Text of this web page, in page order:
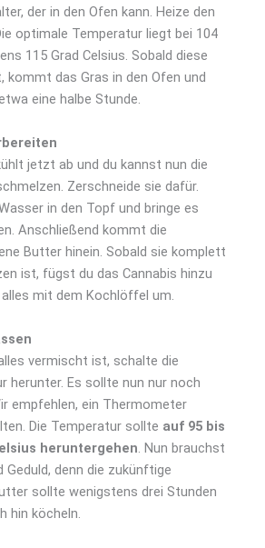
der in den Ofen kann. Heize den
optimale Temperatur liegt bei 104
115 Grad Celsius. Sobald diese
kommt das Gras in den Ofen und
eine halbe Stunde.
jetzt ab und du kannst nun die
Zerschneide sie dafür.
in den Topf und bringe es
Anschließend kommt die
Butter hinein. Sobald sie komplett
ist, fügst du das Cannabis hinzu
mit dem Kochlöffel um.
vermischt ist, schalte die
herunter. Es sollte nun nur noch
empfehlen, ein Thermometer
Die Temperatur sollte auf 95 bis
heruntergehen. Nun brauchst
Geduld, denn die zukünftige
sollte wenigstens drei Stunden
hin köcheln.